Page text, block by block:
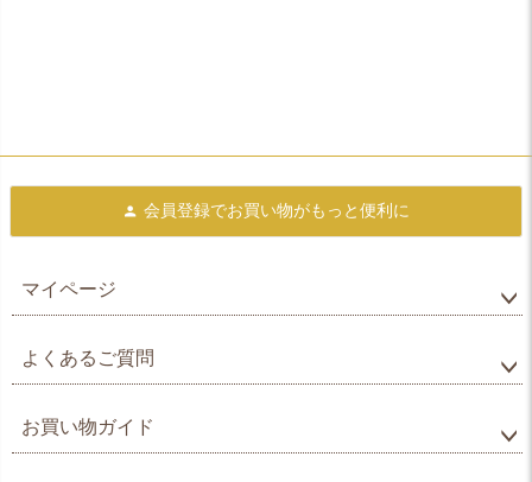
会員登録でお買い物がもっと便利に
マイページ
よくあるご質問
お買い物ガイド